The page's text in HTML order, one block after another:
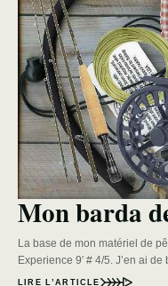
Mon barda
La base de mon matériel de
Experience 9′ # 4/5. J’en ai
LIRE L’ARTICLE